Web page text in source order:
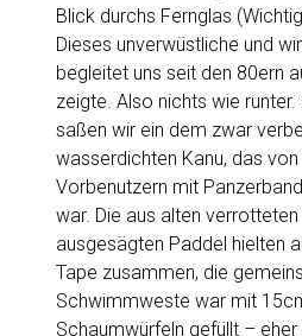
Blick durchs Fernglas
Dieses unverwüstliche und
begleitet uns seit den 80ern
zeigte. Also nichts wie
saßen wir ein dem zwar
wasserdichten Kanu, das
Vorbenutzern mit
war. Die aus alten
ausgesägten Paddel hielten
Tape zusammen, die
Schwimmweste war mit
Schaumwürfeln gefüllt –